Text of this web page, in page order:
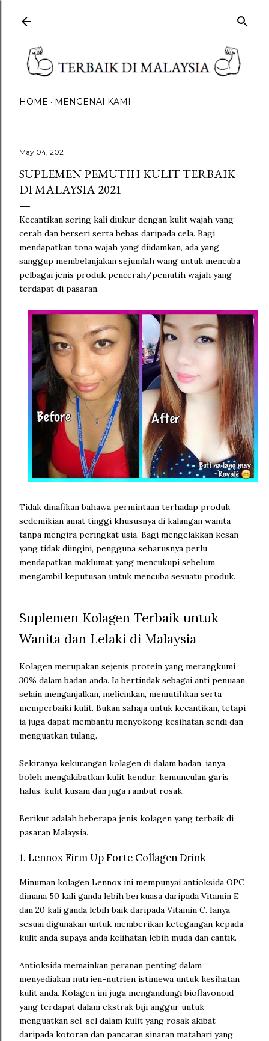
HOME MENGENAI KAMI
May 04, 2021
SUPLEMEN PEMUTIH KULIT TERBAIK
DI MALAYSIA 2021
Kecantikan sering kali diukur dengan kulit wajah yang
cerah dan berseri serta bebas daripada cela. Bagi
mendapatkan tona wajah yang diidamkan, ada yang
sanggup membelanjakan sejumlah wang untuk mencuba
pelbagai jenis produk pencerah/pemutih wajah yang
terdapat di pasaran.
Tidak dinafikan bahawa permintaan terhadap produk
sedemikian amat tinggi khususnya di kalangan wanita
tanpa mengira peringkat usia. Bagi mengelakkan kesan
yang tidak diingini, pengguna seharusnya perlu
mendapatkan maklumat yang mencukupi sebelum
mengambil keputusan untuk mencuba sesuatu produk.
Suplemen Kolagen Terbaik untuk
Wanita dan Lelaki di Malaysia
Kolagen merupakan sejenis protein yang merangkumi
30% dalam badan anda. Ia bertindak sebagai anti penuaan,
selain menganjalkan, melicinkan, memutihkan serta
memperbaiki kulit. Bukan sahaja untuk kecantikan, tetapi
ia juga dapat membantu menyokong kesihatan sendi dan
menguatkan tulang.
Sekiranya kekurangan kolagen di dalam badan, ianya
boleh mengakibatkan kulit kendur, kemunculan garis
halus, kulit kusam dan juga rambut rosak.
Berikut adalah beberapa jenis kolagen yang terbaik di
pasaran Malaysia.
1. Lennox Firm Up Forte Collagen Drink
Minuman kolagen Lennox ini mempunyai antioksida OPC
dimana 50 kali ganda lebih berkuasa daripada Vitamin E
dan 20 kali ganda lebih baik daripada Vitamin C. Ianya
sesuai digunakan untuk memberikan ketegangan kepada
kulit anda supaya anda kelihatan lebih muda dan cantik.
Antioksida memainkan peranan penting dalam
menyediakan nutrien-nutrien istimewa untuk kesihatan
kulit anda. Kolagen ini juga mengandungi bioflavonoid
yang terdapat dalam ekstrak biji anggur untuk
menguatkan sel-sel dalam kulit yang rosak akibat
daripada kotoran dan pancaran sinaran matahari yang